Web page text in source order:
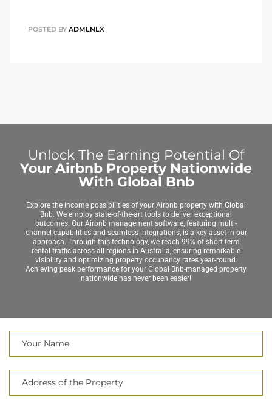
POSTED BY ADMLNLX
Unlock The Earning Potential Of
Your Airbnb Property Nationwide
With Global Bnb
Explore the income possibilities of your Airbnb property with Global
Bnb. We employ state-of-the-art tools to deliver exceptional
outcomes. Our Airbnb management software, featuring multi-
channel capabilities and seamless integrations, is a key asset in our
approach. Through this technology, we reach 99% of short-term
rental traffic across all regions in Australia, ensuring remarkable
visibility and optimizing property occupancy rates year-round.
Achieving peak performance for your Global Bnb-managed property
nationwide has never been easier!